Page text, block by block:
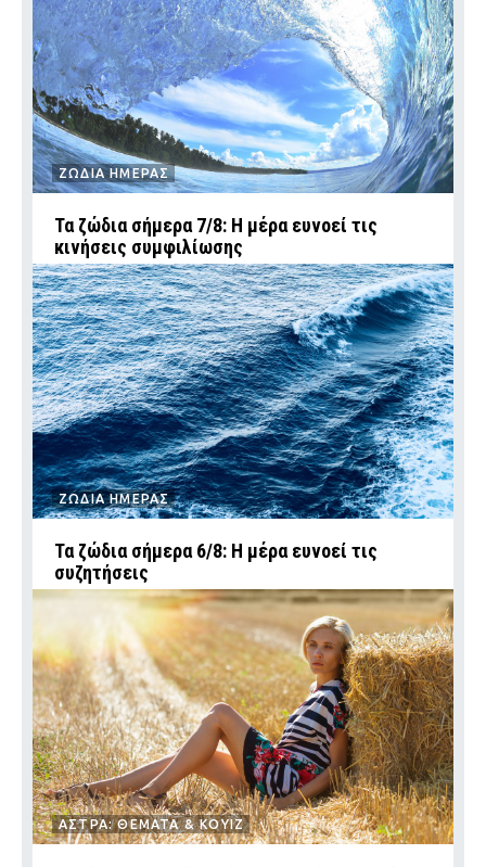
ΖΩΔΙΑ ΗΜΕΡΑΣ
Τα ζώδια σήμερα 7/8: Η μέρα ευνοεί τις
κινήσεις συμφιλίωσης
ΖΩΔΙΑ ΗΜΕΡΑΣ
Τα ζώδια σήμερα 6/8: Η μέρα ευνοεί τις
συζητήσεις
ΑΣΤΡΑ: ΘΕΜΑΤΑ & ΚΟΥΙΖ